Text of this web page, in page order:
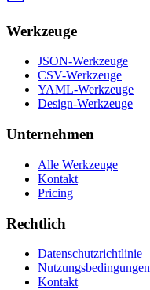
Werkzeuge
JSON-Werkzeuge
CSV-Werkzeuge
YAML-Werkzeuge
Design-Werkzeuge
Unternehmen
Alle Werkzeuge
Kontakt
Pricing
Rechtlich
Datenschutzrichtlinie
Nutzungsbedingungen
Kontakt